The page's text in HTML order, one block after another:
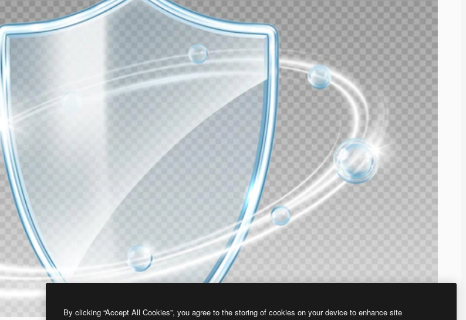
By clicking “Accept All Cookies”, you agree to the storing of cookies on your device to enhance site